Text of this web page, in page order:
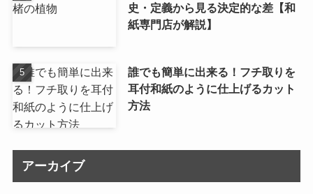
史・定義から見る決定的な差【和
紙専門店が解説】
誰でも簡単に出来る！フチ取りを
耳付和紙のように仕上げるカット
方法
アーカイブ